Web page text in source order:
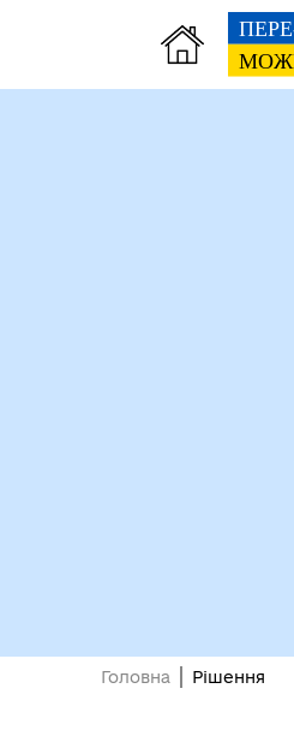
Головна Рішення